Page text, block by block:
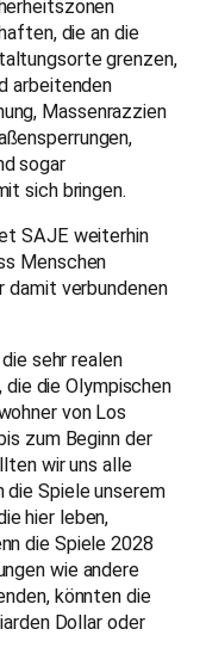
die an die
grenzen,
arbeitenden
Massenrazzien
sogar
sich bringen.
SAJE weiterhin
Menschen
damit verbundenen
sehr realen
die Olympischen
von Los
zum Beginn der
wir uns alle
die Spiele unserem
hier leben,
die Spiele 2028
wie andere
könnten die
Dollar oder